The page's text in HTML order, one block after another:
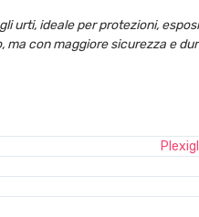
urti, ideale per protezioni,
con maggiore sicurezza e